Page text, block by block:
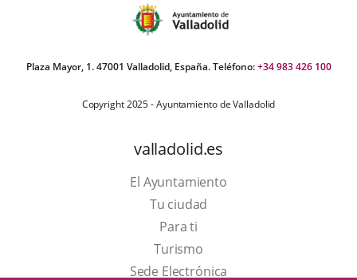
Plaza Mayor, 1. 47001 Valladolid, España. Teléfono:+34 983 426 100
Copyright 2025 - Ayuntamiento de Valladolid
valladolid.es
El Ayuntamiento
Tu ciudad
Para ti
TurismoEste
enlace
Sede Electrónica